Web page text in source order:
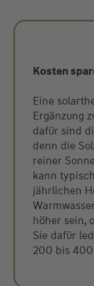
Kosten
Eine
Ergänzung
dafür sind
denn die
reiner
kann
jährlichen
höher sein,
Sie dafür
200 bis